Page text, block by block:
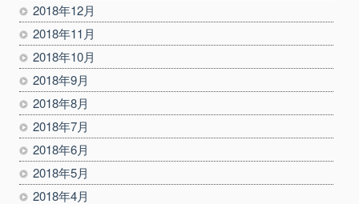
2018年12月
2018年11月
2018年10月
2018年9月
2018年8月
2018年7月
2018年6月
2018年5月
2018年4月